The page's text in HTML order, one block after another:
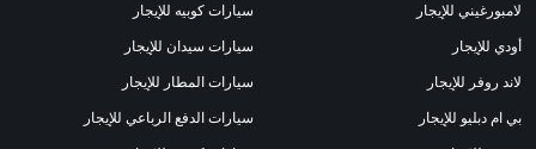
لامبورغيني للإيجار
أودي للإيجار
لاند روفر للإيجار
بي ام دبليو للإيجار
سيارات كوبيه للإيجار
سيارات سيدان للإيجار
سيارات المطار للإيجار
سيارات الدفع الرباعي للإيجار